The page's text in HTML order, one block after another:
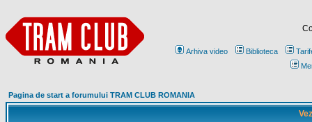
Arhiva video Biblioteca
Pagina de start a forumului TRAM CLUB ROMANIA